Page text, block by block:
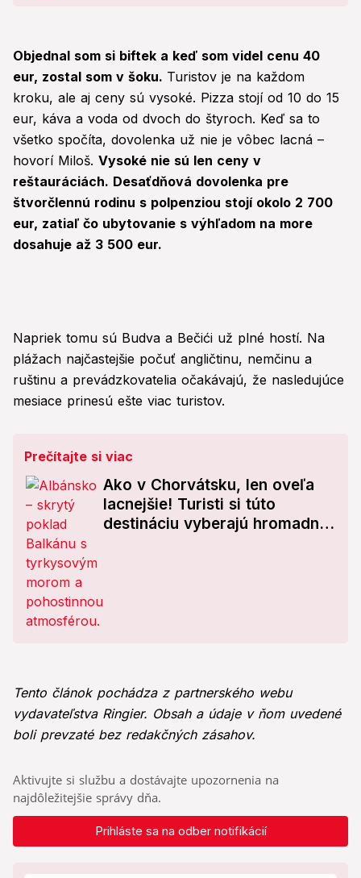
Objednal som si biftek a keď som videl cenu 40
eur, zostal som v šoku. Turistov je na každom
kroku, ale aj ceny sú vysoké. Pizza stojí od 10 do 15
eur, káva a voda od dvoch do štyroch. Keď sa to
všetko spočíta, dovolenka už nie je vôbec lacná –
hovorí Miloš. Vysoké nie sú len ceny v
reštauráciách. Desaťdňová dovolenka pre
štvorčlennú rodinu s polpenziou stojí okolo 2 700
eur, zatiaľ čo ubytovanie s výhľadom na more
dosahuje až 3 500 eur.
Napriek tomu sú Budva a Bečići už plné hostí. Na
plážach najčastejšie počuť angličtinu, nemčinu a
ruštinu a prevádzkovatelia očakávajú, že nasledujúce
mesiace prinesú ešte viac turistov.
Prečítajte si viac
Ako v Chorvátsku, len oveľa
lacnejšie! Turisti si túto
destináciu vyberajú hromadne,
Tento článok pochádza z partnerského webu
vydavateľstva Ringier. Obsah a údaje v ňom uvedené
boli prevzaté bez redakčných zásahov.
Aktivujte si službu a dostávajte upozornenia na
najdôležitejšie správy dňa.
Prihláste sa na odber notifikácií